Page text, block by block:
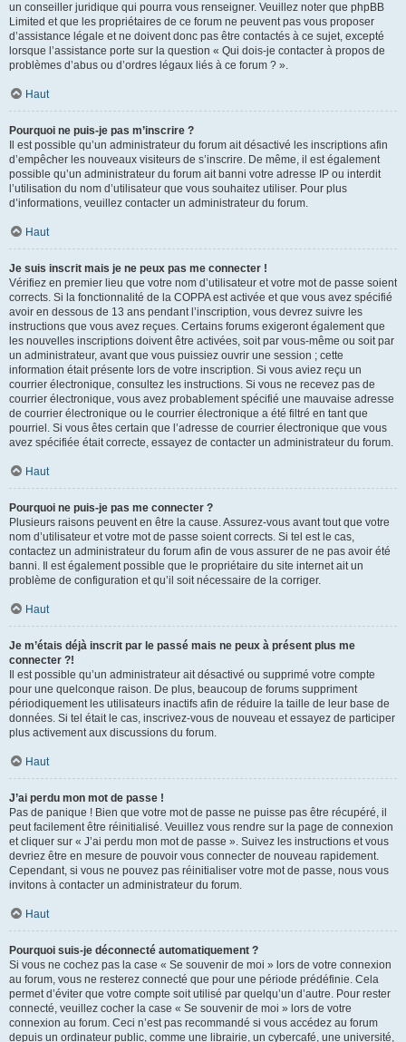
un conseiller juridique qui pourra vous renseigner. Veuillez noter que phpBB
Limited et que les propriétaires de ce forum ne peuvent pas vous proposer
d’assistance légale et ne doivent donc pas être contactés à ce sujet, excepté
lorsque l’assistance porte sur la question « Qui dois-je contacter à propos de
problèmes d’abus ou d’ordres légaux liés à ce forum ? ».
Haut
Pourquoi ne puis-je pas m’inscrire ?
Il est possible qu’un administrateur du forum ait désactivé les inscriptions afin
d’empêcher les nouveaux visiteurs de s’inscrire. De même, il est également
possible qu’un administrateur du forum ait banni votre adresse IP ou interdit
l’utilisation du nom d’utilisateur que vous souhaitez utiliser. Pour plus
d’informations, veuillez contacter un administrateur du forum.
Haut
Je suis inscrit mais je ne peux pas me connecter !
Vérifiez en premier lieu que votre nom d’utilisateur et votre mot de passe soient
corrects. Si la fonctionnalité de la COPPA est activée et que vous avez spécifié
avoir en dessous de 13 ans pendant l’inscription, vous devrez suivre les
instructions que vous avez reçues. Certains forums exigeront également que
les nouvelles inscriptions doivent être activées, soit par vous-même ou soit par
un administrateur, avant que vous puissiez ouvrir une session ; cette
information était présente lors de votre inscription. Si vous aviez reçu un
courrier électronique, consultez les instructions. Si vous ne recevez pas de
courrier électronique, vous avez probablement spécifié une mauvaise adresse
de courrier électronique ou le courrier électronique a été filtré en tant que
pourriel. Si vous êtes certain que l’adresse de courrier électronique que vous
avez spécifiée était correcte, essayez de contacter un administrateur du forum.
Haut
Pourquoi ne puis-je pas me connecter ?
Plusieurs raisons peuvent en être la cause. Assurez-vous avant tout que votre
nom d’utilisateur et votre mot de passe soient corrects. Si tel est le cas,
contactez un administrateur du forum afin de vous assurer de ne pas avoir été
banni. Il est également possible que le propriétaire du site internet ait un
problème de configuration et qu’il soit nécessaire de la corriger.
Haut
Je m’étais déjà inscrit par le passé mais ne peux à présent plus me
connecter ?!
Il est possible qu’un administrateur ait désactivé ou supprimé votre compte
pour une quelconque raison. De plus, beaucoup de forums suppriment
périodiquement les utilisateurs inactifs afin de réduire la taille de leur base de
données. Si tel était le cas, inscrivez-vous de nouveau et essayez de participer
plus activement aux discussions du forum.
Haut
J’ai perdu mon mot de passe !
Pas de panique ! Bien que votre mot de passe ne puisse pas être récupéré, il
peut facilement être réinitialisé. Veuillez vous rendre sur la page de connexion
et cliquer sur « J’ai perdu mon mot de passe ». Suivez les instructions et vous
devriez être en mesure de pouvoir vous connecter de nouveau rapidement.
Cependant, si vous ne pouvez pas réinitialiser votre mot de passe, nous vous
invitons à contacter un administrateur du forum.
Haut
Pourquoi suis-je déconnecté automatiquement ?
Si vous ne cochez pas la case « Se souvenir de moi » lors de votre connexion
au forum, vous ne resterez connecté que pour une période prédéfinie. Cela
permet d’éviter que votre compte soit utilisé par quelqu’un d’autre. Pour rester
connecté, veuillez cocher la case « Se souvenir de moi » lors de votre
connexion au forum. Ceci n’est pas recommandé si vous accédez au forum
depuis un ordinateur public, comme une librairie, un cybercafé, une université,